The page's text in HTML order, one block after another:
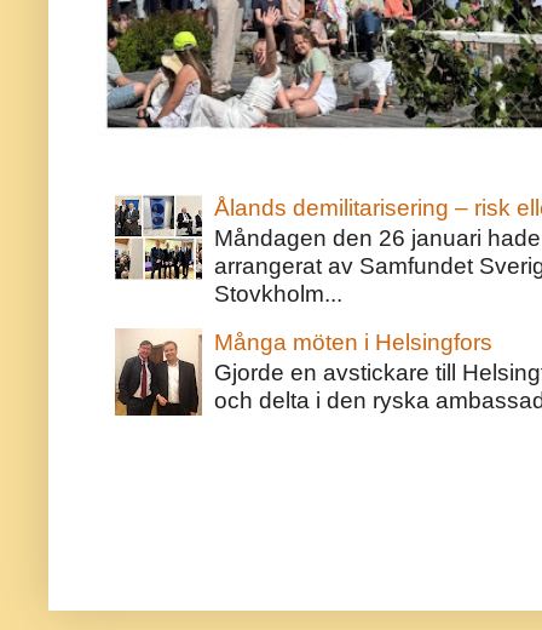
Ålands demilitarisering – risk
Måndagen den 26 januari
arrangerat av Samfundet
Stovkholm...
Många möten i Helsingfors
Gjorde en avstickare till
och delta i den ryska